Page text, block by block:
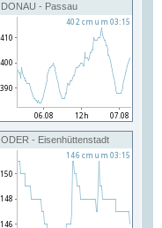
DONAU - Passau
ODER - Eisenhüttenstadt